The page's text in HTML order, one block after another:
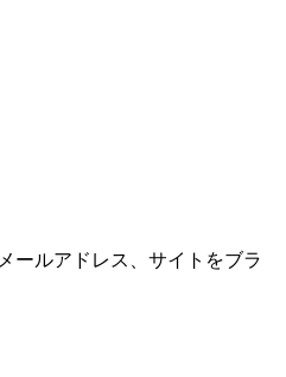
ールアドレス、サイトをブラ